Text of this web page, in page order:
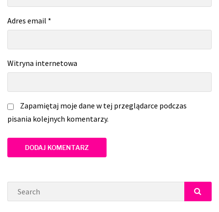
Adres email *
Witryna internetowa
Zapamiętaj moje dane w tej przeglądarce podczas
pisania kolejnych komentarzy.
Search